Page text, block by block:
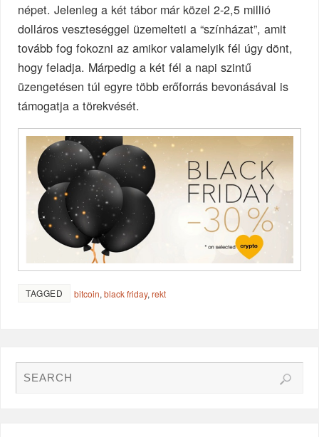
népet. Jelenleg a két tábor már közel 2-2,5 millió
dolláros veszteséggel üzemelteti a “színházat”, amit
tovább fog fokozni az amikor valamelyik fél úgy dönt,
hogy feladja. Márpedig a két fél a napi szintű
üzengetésen túl egyre több erőforrás bevonásával is
támogatja a törekvését.
TAGGED bitcoin,black friday,rekt